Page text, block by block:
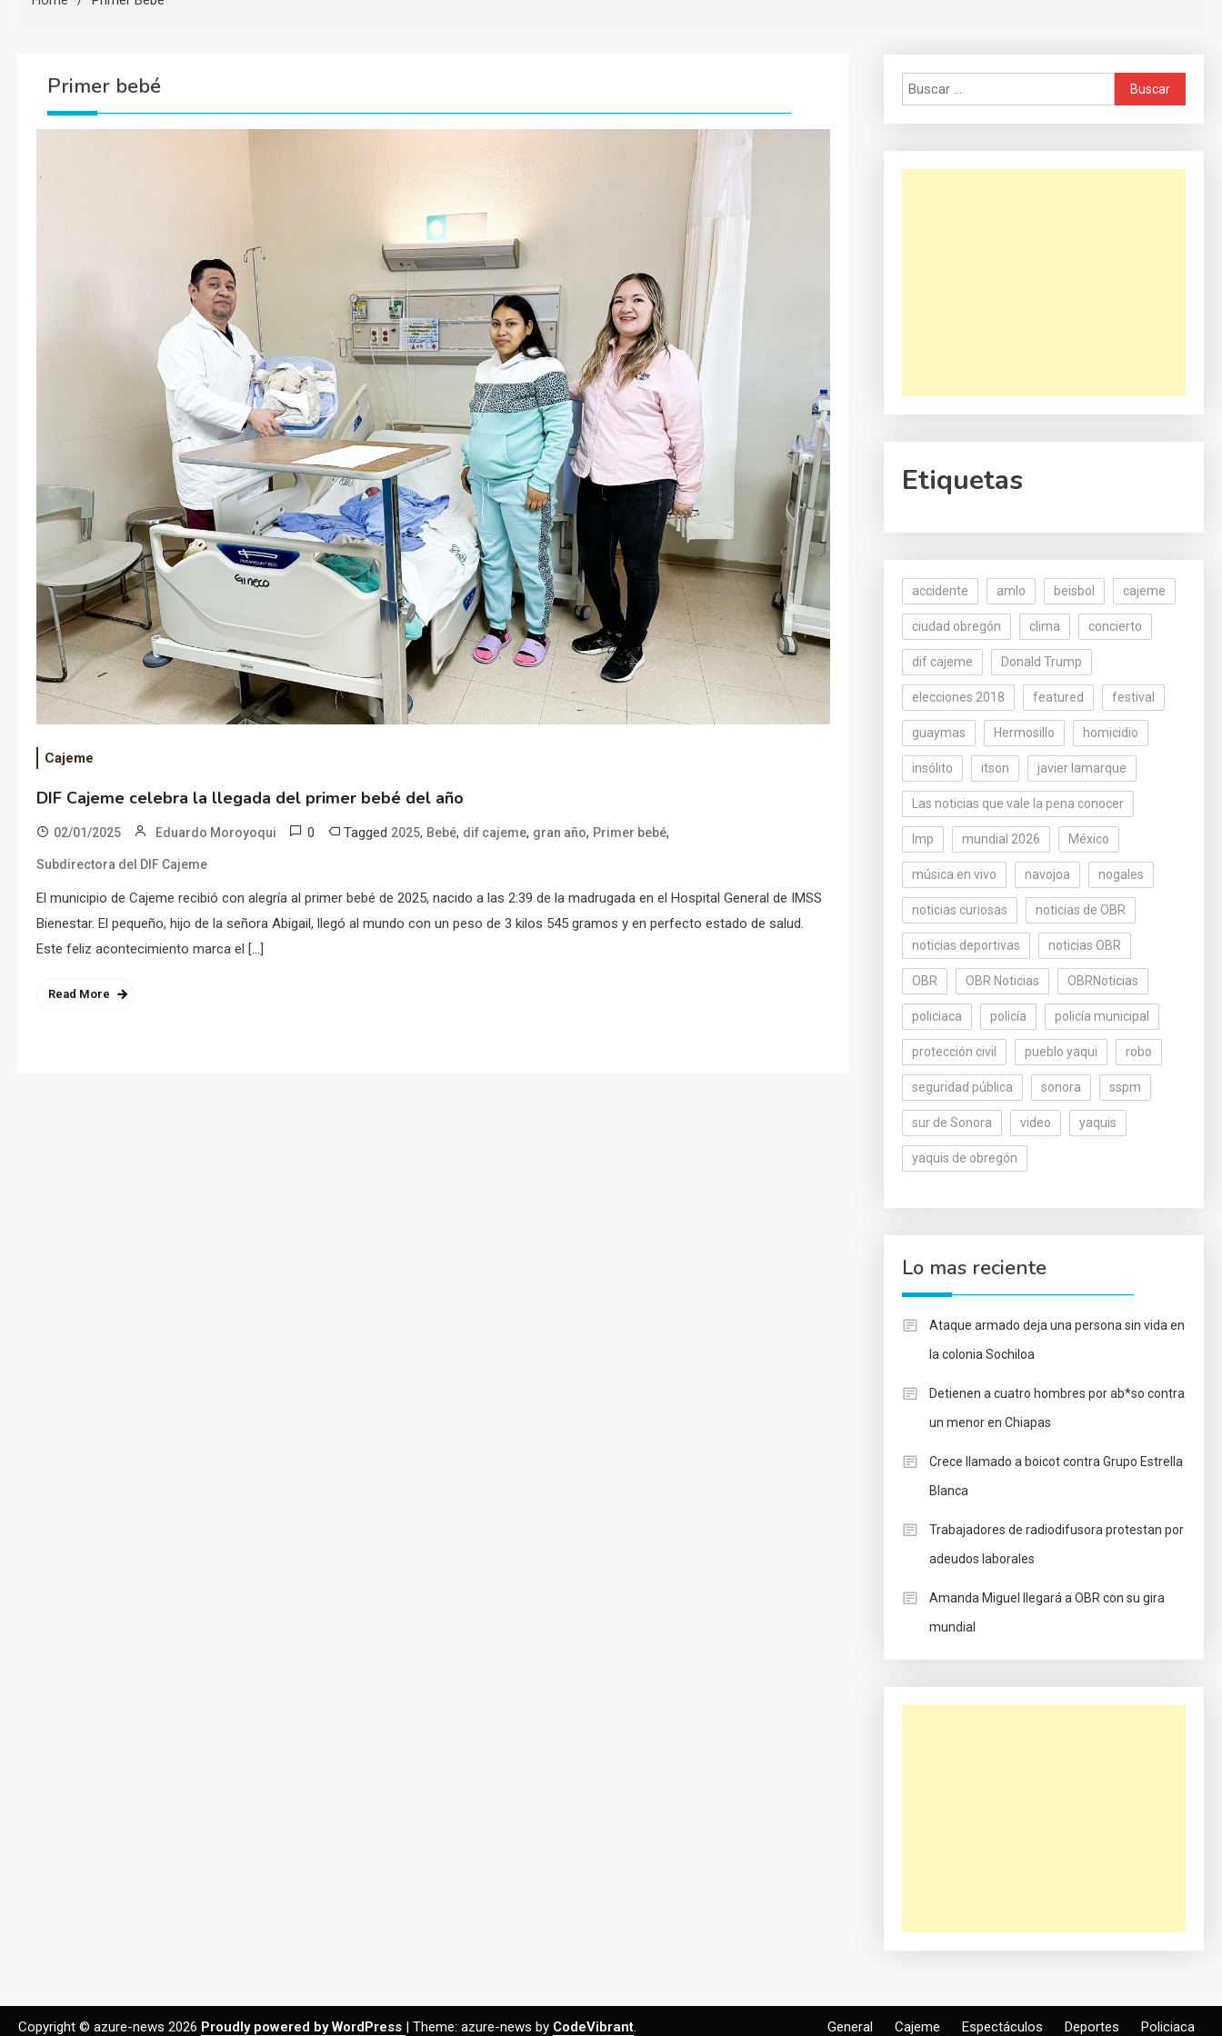
Primer bebé
Cajeme
DIF Cajeme celebra la llegada del primer bebé del año
02/01/2025 Eduardo Moroyoqui 0 Tagged 2025, Bebé, dif cajeme, gran año, Primer bebé,
Subdirectora del DIF Cajeme
El municipio de Cajeme recibió con alegría al primer bebé de 2025, nacido a las 2:39 de la madrugada en el Hospital General de IMSS
Bienestar. El pequeño, hijo de la señora Abigail, llegó al mundo con un peso de 3 kilos 545 gramos y en perfecto estado de salud.
Este feliz acontecimiento marca el […]
Read More
Buscar:
Etiquetas
accidente amlo beisbol cajeme
ciudad obregón clima concierto
dif cajeme Donald Trump
elecciones 2018 featured festival
guaymas Hermosillo homicidio
insólito itson javier lamarque
Las noticias que vale la pena conocer
lmp mundial 2026 México
música en vivo navojoa nogales
noticias curiosas noticias de OBR
noticias deportivas noticias OBR
OBR OBR Noticias OBRNoticias
policiaca policía policía municipal
protección civil pueblo yaqui robo
seguridad pública sonora sspm
sur de Sonora video yaquis
yaquis de obregón
Lo mas reciente
Ataque armado deja una persona sin vida en
la colonia Sochiloa
Detienen a cuatro hombres por ab*so contra
un menor en Chiapas
Crece llamado a boicot contra Grupo Estrella
Blanca
Trabajadores de radiodifusora protestan por
adeudos laborales
Amanda Miguel llegará a OBR con su gira
mundial
Copyright © azure-news 2026 Proudly powered by WordPress | Theme: azure-news by CodeVibrant. General Cajeme Espectáculos Deportes Policiaca